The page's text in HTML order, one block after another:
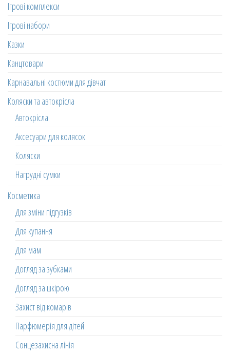
Ігрові комплекси
Ігрові набори
Казки
Канцтовари
Карнавальні костюми для дівчат
Коляски та автокрісла
Автокрісла
Аксесуари для колясок
Коляски
Нагрудні сумки
Косметика
Для зміни підгузків
Для купання
Для мам
Догляд за зубками
Догляд за шкірою
Захист від комарів
Парфюмерія для дітей
Сонцезахисна лінія